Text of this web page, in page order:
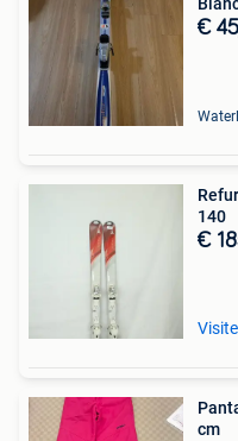
€
140
€
cm